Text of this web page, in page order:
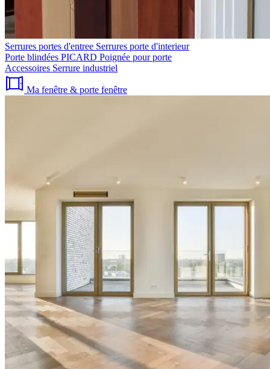
Serrures portes d'entree Serrures porte d'interieur
Porte blindées PICARD Poignée pour porte
Accessoires Serrure industriel
Ma fenêtre & porte fenêtre